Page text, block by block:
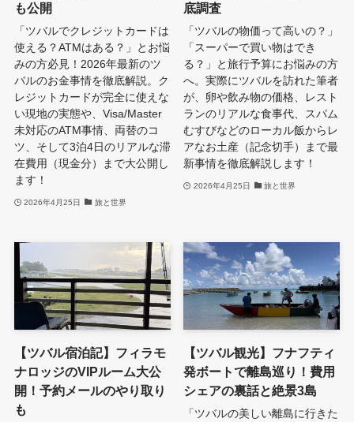
も公開
「ツバルでクレジットカードは
使える？ATMはある？」とお悩
みの方必見！2026年最新のツ
バルのお金事情を徹底解説。ク
レジットカードが完全に使えな
い現地の実態や、Visa/Master
未対応のATM事情、両替のコ
ツ、そして3泊4日のリアルな滞
在費用（現金分）まで大公開し
ます！
2026年4月25日 旅と世界
底調査
「ツバルの物価って高いの？」
「スーパーで買い物はでき
る？」と旅行予算にお悩みの方
へ。実際にツバルを訪れた筆者
が、卵や飲み物の価格、レスト
ランのリアルな食事代、スパム
むすびなどのローカル飯からレ
アなお土産（記念切手）まで最
新事情を徹底解説します！
2026年4月25日 旅と世界
【ツバル宿泊記】フィラモ
ナロッジのVIPルーム大公
開！予約メールのやり取り
も
【ツバル観光】フナフティ
発ボートで離島巡り！費用
シェアの裏話と絶景3島
「ツバルの美しい離島に行きた